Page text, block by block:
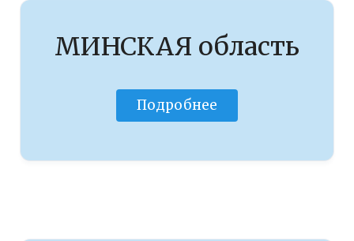
МИНСКАЯ область
Подробнее